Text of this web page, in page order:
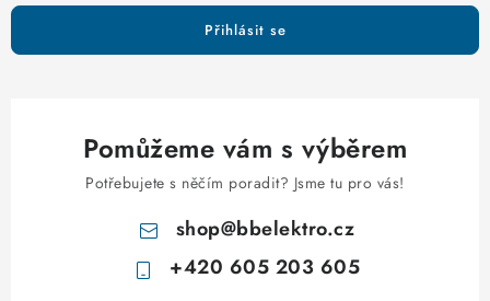
Přihlásit se
Pomůžeme vám s výběrem
Potřebujete s něčím poradit? Jsme tu pro vás!
shop@bbelektro.cz
+420 605 203 605